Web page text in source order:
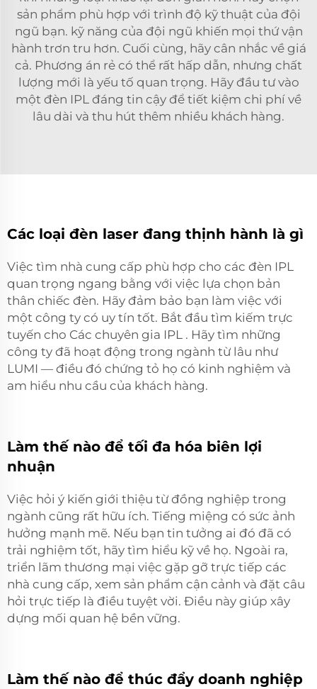
sản phẩm phù hợp với trình độ kỹ thuật của đội
ngũ bạn. kỹ năng của đội ngũ khiến mọi thứ vận
hành trơn tru hơn. Cuối cùng, hãy cân nhắc về giá
cả. Phương án rẻ có thể rất hấp dẫn, nhưng chất
lượng mới là yếu tố quan trọng. Hãy đầu tư vào
một đèn IPL đáng tin cậy để tiết kiệm chi phí về
lâu dài và thu hút thêm nhiều khách hàng.
Các loại đèn laser đang thịnh hành là gì
Việc tìm nhà cung cấp phù hợp cho các đèn IPL
quan trọng ngang bằng với việc lựa chọn bản
thân chiếc đèn. Hãy đảm bảo bạn làm việc với
một công ty có uy tín tốt. Bắt đầu tìm kiếm trực
tuyến cho Các chuyên gia IPL . Hãy tìm những
công ty đã hoạt động trong ngành từ lâu như
LUMI — điều đó chứng tỏ họ có kinh nghiệm và
am hiểu nhu cầu của khách hàng.
Làm thế nào để tối đa hóa biên lợi
nhuận
Việc hỏi ý kiến giới thiệu từ đồng nghiệp trong
ngành cũng rất hữu ích. Tiếng miệng có sức ảnh
hưởng mạnh mẽ. Nếu bạn tin tưởng ai đó đã có
trải nghiệm tốt, hãy tìm hiểu kỹ về họ. Ngoài ra,
triển lãm thương mại việc gặp gỡ trực tiếp các
nhà cung cấp, xem sản phẩm cận cảnh và đặt câu
hỏi trực tiếp là điều tuyệt vời. Điều này giúp xây
dựng mối quan hệ bền vững.
Làm thế nào để thúc đẩy doanh nghiệp